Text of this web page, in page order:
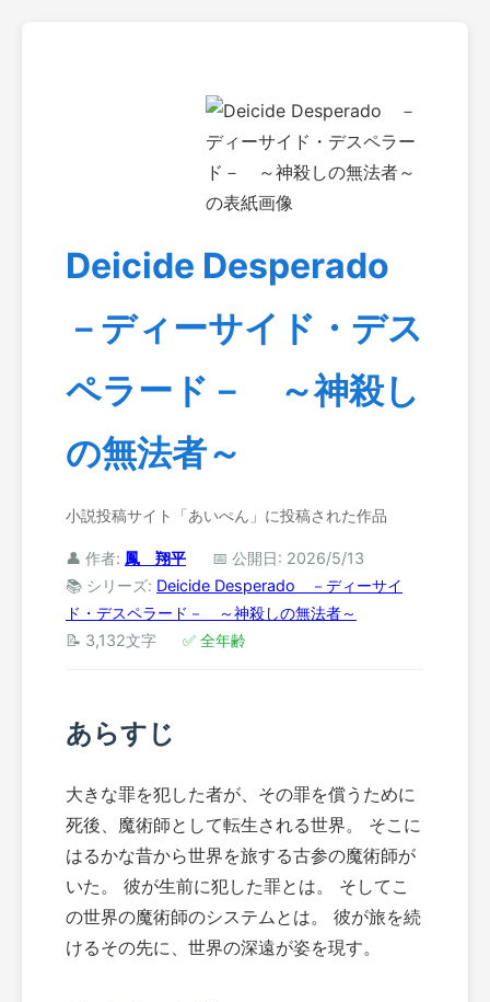
Deicide Desperado
－ディーサイド・デス
ペラード－ ～神殺し
の無法者～
小説投稿サイト「あいぺん」に投稿された作品
👤 作者: 鳳 翔平
📅 公開日: 2026/5/13
📚 シリーズ: Deicide Desperado －ディーサイ
ド・デスペラード－ ～神殺しの無法者～
📝 3,132文字
✅ 全年齢
あらすじ
大きな罪を犯した者が、その罪を償うために
死後、魔術師として転生される世界。 そこに
はるかな昔から世界を旅する古参の魔術師が
いた。 彼が生前に犯した罪とは。 そしてこ
の世界の魔術師のシステムとは。 彼が旅を続
けるその先に、世界の深遠が姿を現す。